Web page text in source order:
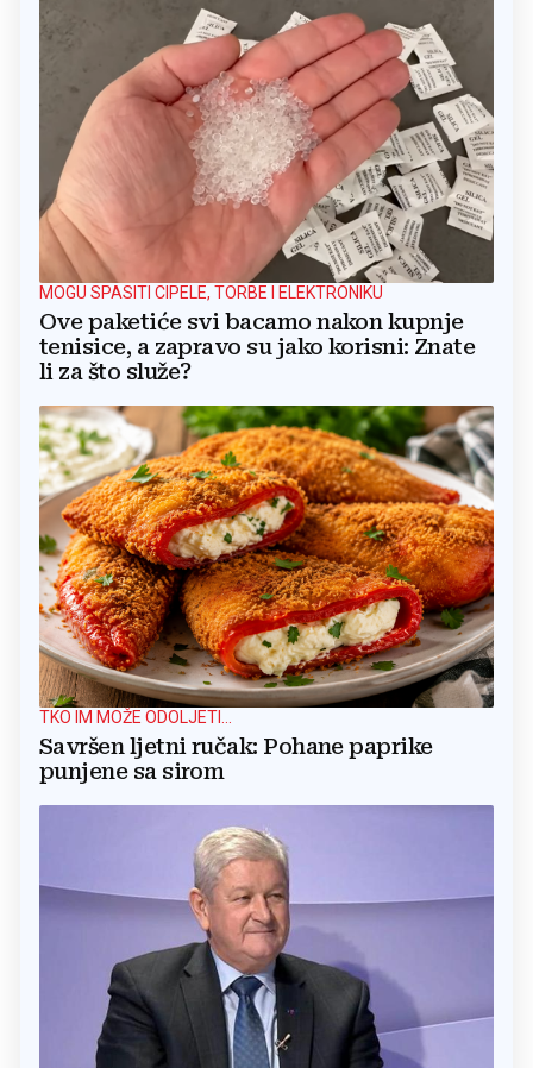
MOGU SPASITI CIPELE, TORBE I ELEKTRONIKU
Ove paketiće svi bacamo nakon kupnje
tenisice, a zapravo su jako korisni: Znate
li za što služe?
TKO IM MOŽE ODOLJETI...
Savršen ljetni ručak: Pohane paprike
punjene sa sirom